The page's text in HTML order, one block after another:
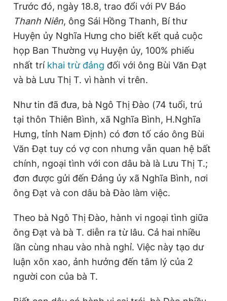
Trước đó, ngày 18.8, trao đổi với PV Báo
Thanh Niên, ông Sái Hồng Thanh, Bí thư
Huyện ủy Nghĩa Hưng cho biết kết quả cuộc
họp Ban Thường vụ Huyện ủy, 100% phiếu
nhất trí khai trừ đảng đối với ông Bùi Văn Đạt
và bà Lưu Thị T. vì hành vi trên.
Như tin đã đưa, bà Ngô Thị Đào (74 tuổi, trú
tại thôn Thiên Bình, xã Nghĩa Bình, H.Nghĩa
Hưng, tỉnh Nam Định) có đơn tố cáo ông Bùi
Văn Đạt tuy có vợ con nhưng vẫn quan hệ bất
chính, ngoại tình với con dâu bà là Lưu Thị T.;
đơn được gửi đến Đảng ủy xã Nghĩa Bình, nơi
ông Đạt và con dâu bà Đào làm việc.
Theo bà Ngô Thị Đào, hành vi ngoại tình giữa
ông Đạt và bà T. diễn ra từ lâu. Cả hai nhiều
lần cùng nhau vào nhà nghỉ. Việc này tạo dư
luận xôn xao, ảnh hưởng đến tâm lý của 2
người con của bà T.